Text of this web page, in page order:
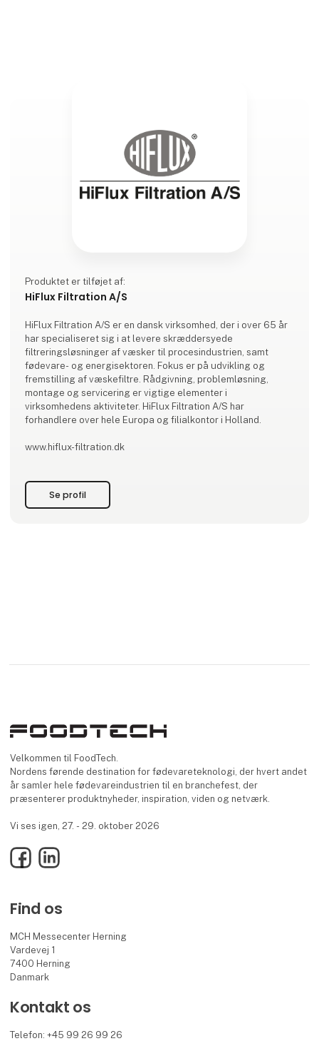
Produktet er tilføjet af:
HiFlux Filtration A/S
HiFlux Filtration A/S er en dansk virksomhed, der i over 65 år
har specialiseret sig i at levere skræddersyede
filtreringsløsninger af væsker til procesindustrien, samt
fødevare- og energisektoren. Fokus er på udvikling og
fremstilling af væskefiltre. Rådgivning, problemløsning,
montage og servicering er vigtige elementer i
virksomhedens aktiviteter. HiFlux Filtration A/S har
forhandlere over hele Europa og filialkontor i Holland.
www.hiflux-filtration.dk
Se profil
Velkommen til FoodTech.
Nordens førende destination for fødevareteknologi, der hvert andet
år samler hele fødevareindustrien til en branchefest, der
præsenterer produktnyheder, inspiration, viden og netværk.
Vi ses igen, 27. - 29. oktober 2026
FacebookLinkedIn
Find os
MCH Messecenter Herning
Vardevej 1
7400 Herning
Danmark
Kontakt os
Telefon: +45 99 26 99 26